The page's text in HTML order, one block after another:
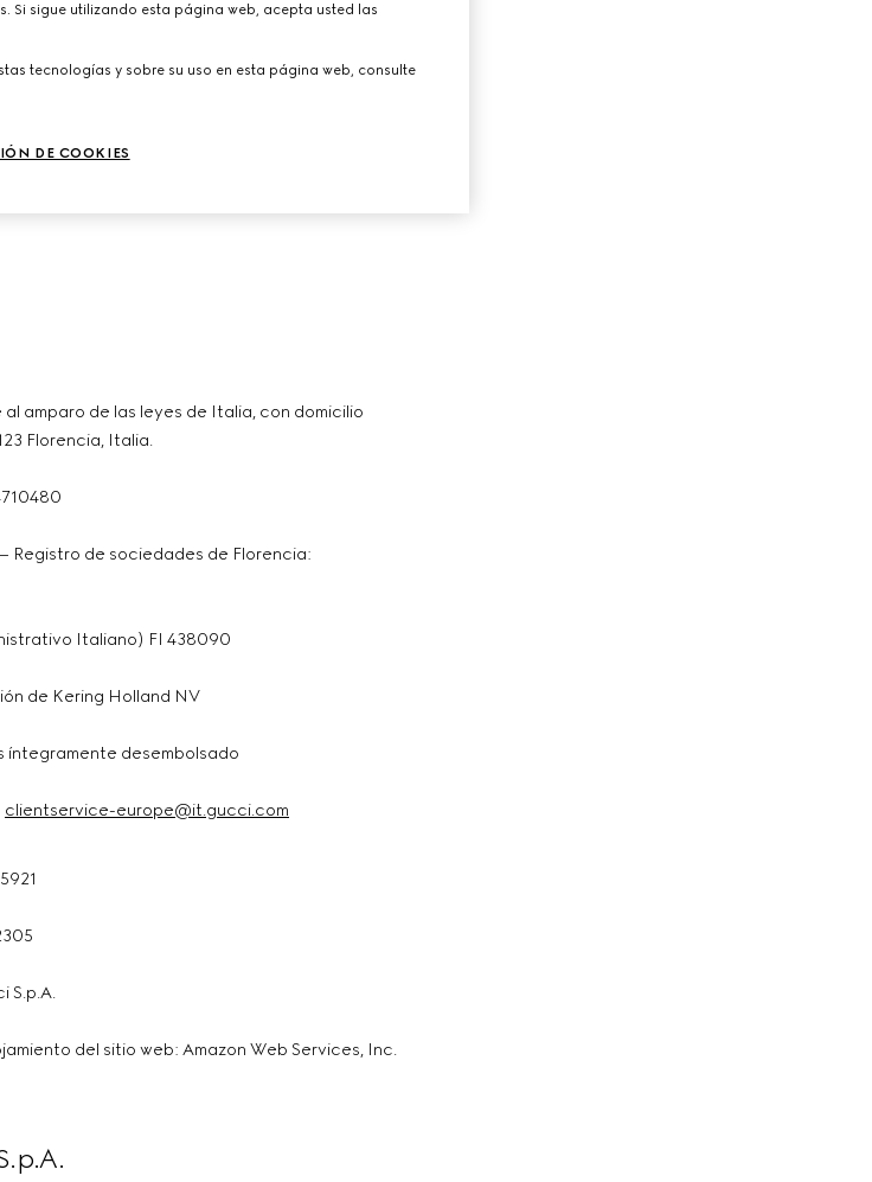
amparo de las leyes de Italia, con domicilio
Florencia, Italia.
Registro de sociedades de Florencia:
Italiano) FI 438090
de Kering Holland NV
desembolsado
clientservice-europe@it.gucci.com
S.p.A.
del sitio web: Amazon Web Services, Inc.
Si sigue utilizando esta página web, acepta usted las
tecnologías y sobre su uso en esta página web, consulte
DE COOKIES